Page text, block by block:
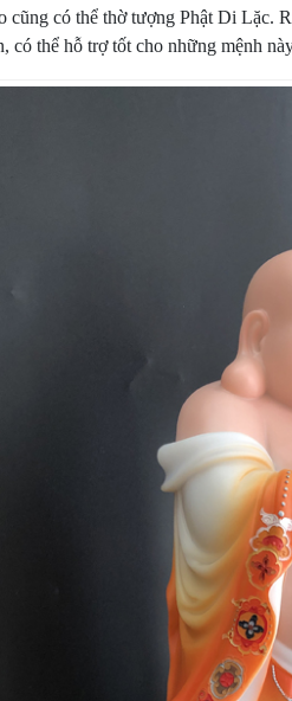
cũng có thể thờ tượng Phật Di
có thể hỗ trợ tốt cho những mệnh